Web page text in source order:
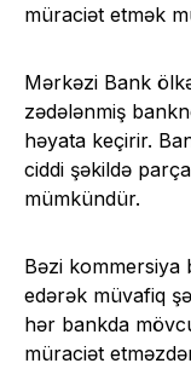
müraciət etmək
Mərkəzi Bank
zədələnmiş
həyata keçirir.
ciddi şəkildə
mümkündür.
Bəzi kommersiya
edərək müvafiq
hər bankda
müraciət